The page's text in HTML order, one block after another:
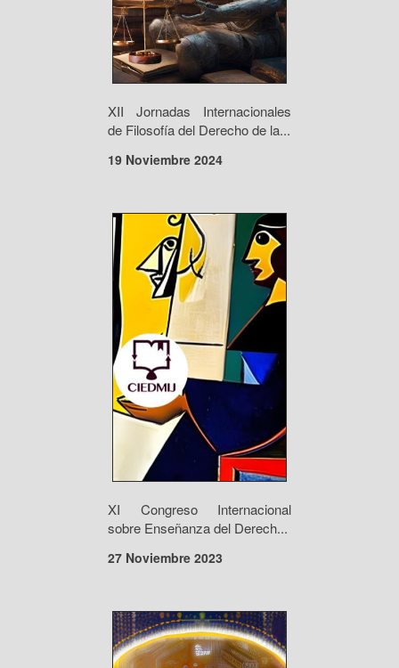
XII Jornadas Internacionales
de Filosofía del Derecho de la...
19 Noviembre 2024
XI Congreso Internacional
sobre Enseñanza del Derech...
27 Noviembre 2023